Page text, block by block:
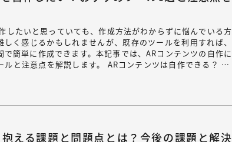
したいと思っていても、作成方法がわからずに悩んでいる方
しく感じるかもしれませんが、既存のツールを利用すれば、
で簡単に作成できます。本記事では、ARコンテンツの自作に
と注意点を解説します。 ARコンテンツは自作できる？ AR
ば、手間をかけずにARコ…
える課題と問題点とは？今後の課題と解決